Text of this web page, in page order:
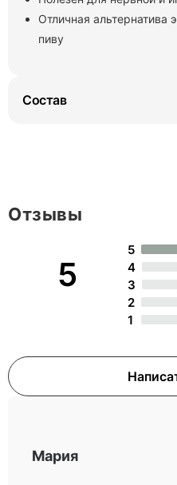
Отличная альтернатива
пиву
Состав
5
5
4
3
2
1
Отзывы
Мария